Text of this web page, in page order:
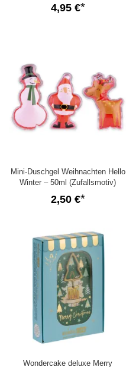
4,95 €
Mini-Duschgel Weihnachten Hello
Winter – 50ml (Zufallsmotiv)
2,50 €
Wondercake deluxe Merry